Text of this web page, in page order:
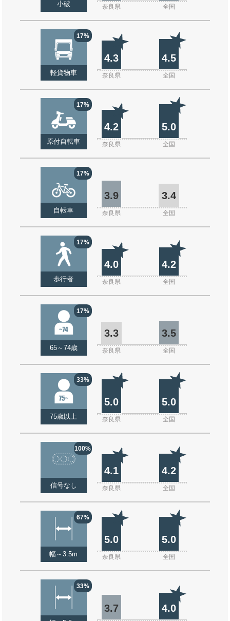
小破 奈良県 全国
17%
軽貨物車
4.3 4.5
奈良県 全国
17%
原付自転車
4.2 5.0
奈良県 全国
17%
自転車
3.9 3.4
奈良県 全国
17%
歩行者
4.0 4.2
奈良県 全国
17%
65～74歳
3.3 3.5
奈良県 全国
33%
75歳以上
5.0 5.0
奈良県 全国
100%
信号なし
4.1 4.2
奈良県 全国
67%
幅～3.5m
5.0 5.0
奈良県 全国
33%
3.7 4.0